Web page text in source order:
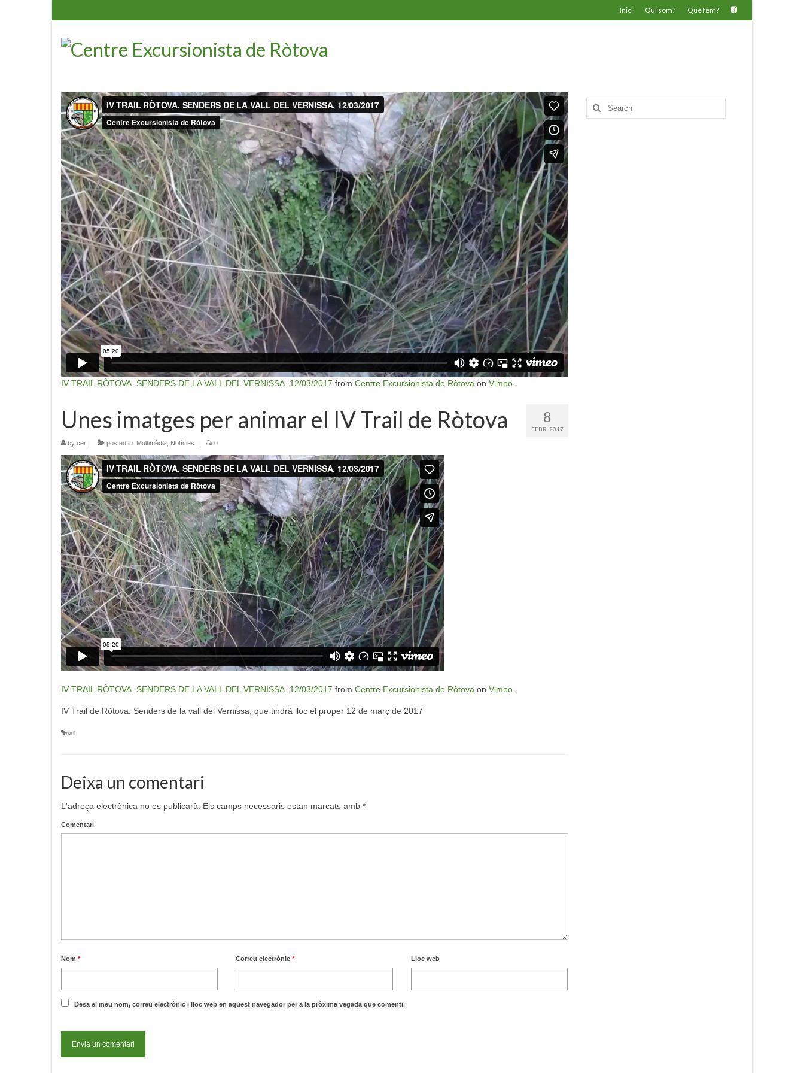
Inici Qui som? Què fem?
IV TRAIL RÒTOVA. SENDERS DE LA VALL DEL VERNISSA. 12/03/2017 from Centre Excursionista de Ròtova on Vimeo
8
FEBR. 2017
Unes imatges per animar el IV Trail de Ròtova
by cer | posted in: Multimèdia Notícies | 0
IV TRAIL RÒTOVA. SENDERS DE LA VALL DEL VERNISSA. 12/03/2017 from Centre Excursionista de Ròtova on Vimeo
IV Trail de Ròtova. Senders de la vall del Vernissa, que tindrà lloc el proper 12 de març de 2017
trail
Deixa un comentari
L'adreça electrònica no es publicarà. Els camps necessaris estan marcats amb *
Comentari
Nom * Correu electrònic* Lloc web
Desa el meu nom, correu electrònic i lloc web en aquest navegador per a la pròxima vegada que comenti.
Search